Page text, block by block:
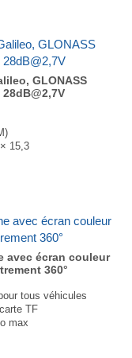
GLONASS
15,3
avec écran couleur
360°
tous véhicules
TF
max